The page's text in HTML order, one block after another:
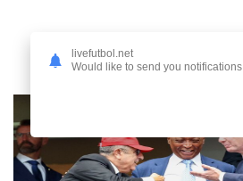
livefutbol.net
Would like to send you notifications